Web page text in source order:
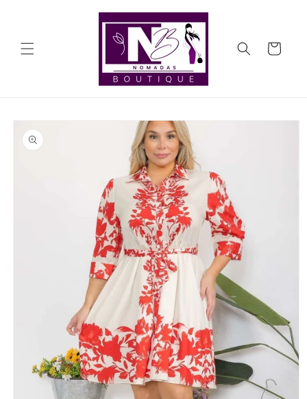
Carrito
directamente
a la
información